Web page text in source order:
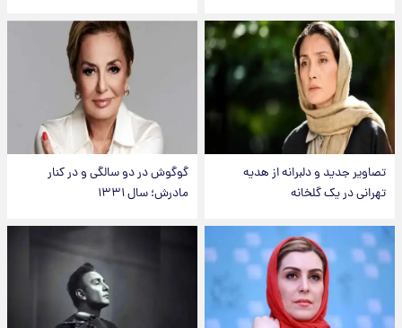
تصاویر جدید و دلبرانه از هدیه
تهرانی در یک گلخانه
گوگوش در دو سالگی و در کنار
مادرش؛ سال ۱۳۳۱